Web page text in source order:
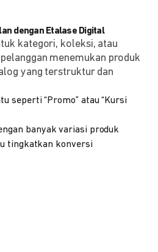
dengan Etalase Digital
kategori, koleksi, atau
menemukan produk
yang terstruktur dan
seperti “Promo” atau “Kursi
banyak variasi produk
tingkatkan konversi